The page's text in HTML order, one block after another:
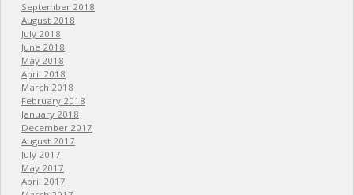
September 2018
August 2018
July 2018
June 2018
May 2018
April 2018
March 2018
February 2018
January 2018
December 2017
August 2017
July 2017
May 2017
April 2017